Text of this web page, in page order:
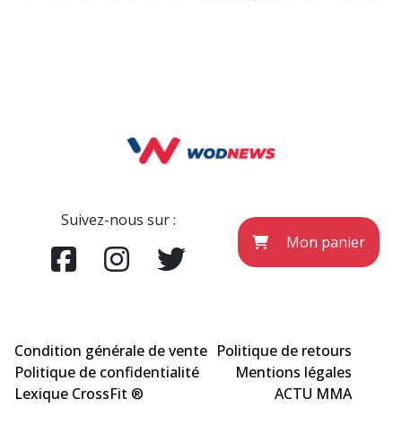
Suivez-nous sur :
Mon panier
Condition générale de vente Politique de retours
Politique de confidentialité
Mentions légales
Lexique CrossFit ®
ACTU MMA